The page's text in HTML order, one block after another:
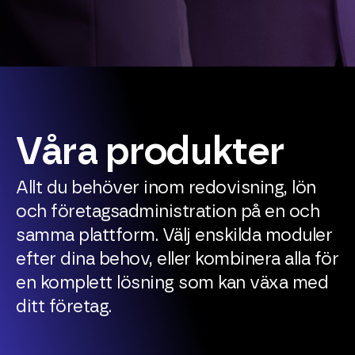
Våra produkter
Allt du behöver inom redovisning, lön
och företagsadministration på en och
samma plattform. Välj enskilda moduler
efter dina behov, eller kombinera alla för
en komplett lösning som kan växa med
ditt företag.